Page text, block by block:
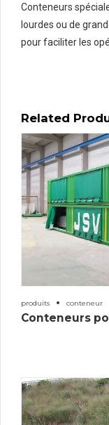
Conteneurs
lourdes ou de
pour faciliter les
Related
produits conteneur
Conteneurs